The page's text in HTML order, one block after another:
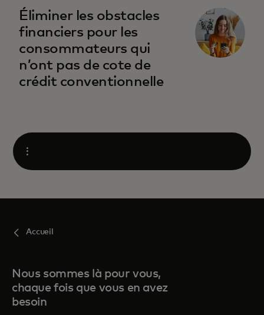
Éliminer les obstacles
financiers pour les
consommateurs qui
n’ont pas de cote de
crédit conventionnelle
s’ouvre dans un nouvel onglet
Ouvrir
Accueil
Nous sommes là pour vous,
chaque fois que vous en avez
besoin